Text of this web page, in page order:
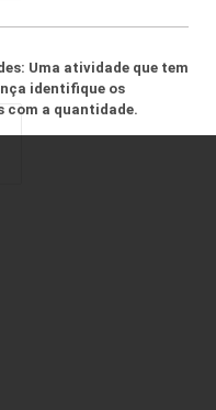
Uma atividade que tem
identifique os
com a quantidade.